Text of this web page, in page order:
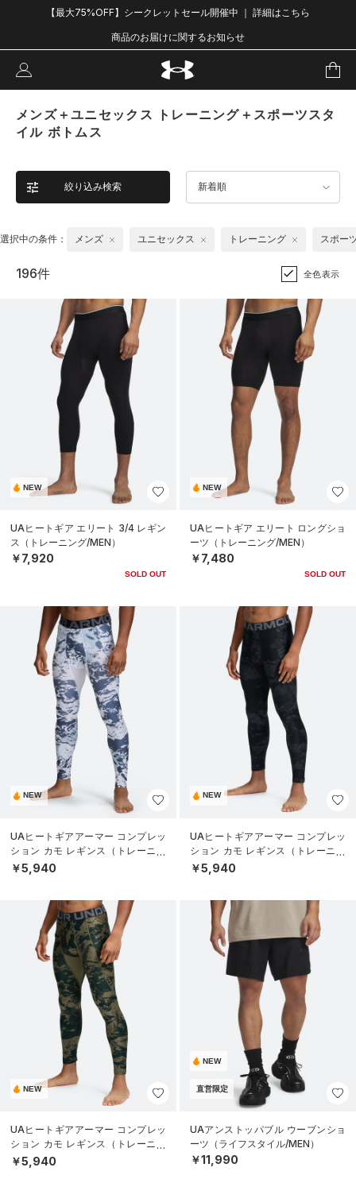
【最大75%OFF】シークレットセール開催中 ｜ 詳細はこちら
商品のお届けに関するお知らせ
メンズ＋ユニセックス トレーニング＋スポーツスタ
イル ボトムス
絞り込み検索 新着順
選択中の条件： メンズ ユニセックス トレーニング スポー
196件 全色表示
NEW
UAヒートギア エリート 3/4 レギン
ス（トレーニング/MEN）
￥7,920
SOLD OUT
NEW
UAヒートギア エリート ロングショ
ーツ（トレーニング/MEN）
￥7,480
SOLD OUT
NEW
UAヒートギアアーマー コンプレッ
ション カモ レギンス（トレーニン
グ/MEN）
￥5,940
NEW
UAヒートギアアーマー コンプレッ
ション カモ レギンス（トレーニン
グ/MEN）
￥5,940
NEW
UAヒートギアアーマー コンプレッ
ション カモ レギンス（トレーニン
グ/MEN）
￥5,940
NEW
直営限定
UAアンストッパブル ウーブンショ
ーツ（ライフスタイル/MEN）
￥11,990